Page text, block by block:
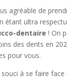
agréable de
ultra
dentaire ! On
des dents en
pour vous.
à se faire